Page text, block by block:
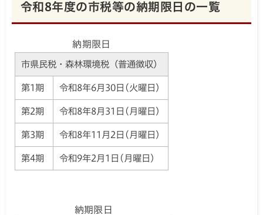
令和8年度の市税等の納期限日の一覧
納期限日
市県民税・森林環境税（普通徴収）
第1期 令和8年6月30日(火曜日)
第2期 令和8年8月31日(月曜日)
第3期 令和8年11月2日(月曜日)
第4期 令和9年2月1日(月曜日)
納期限日